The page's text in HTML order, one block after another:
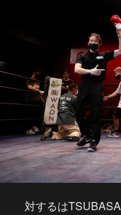
対するは